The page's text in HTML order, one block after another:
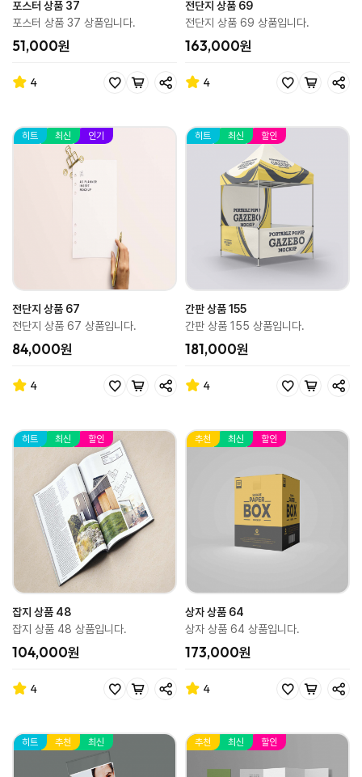
포스터 상품 37
포스터 상품 37 상품입니다.
51,000원
4
전단지 상품 69
전단지 상품 69 상품입니다.
163,000원
4
히트 최신 인기
전단지 상품 67
전단지 상품 67 상품입니다.
84,000원
4
히트 최신 할인
간판 상품 155
간판 상품 155 상품입니다.
181,000원
4
히트 최신 할인
잡지 상품 48
잡지 상품 48 상품입니다.
104,000원
4
추천 최신 할인
상자 상품 64
상자 상품 64 상품입니다.
173,000원
4
히트 추천 최신 추천 최신 할인